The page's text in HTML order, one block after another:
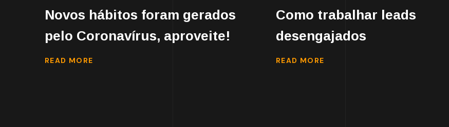
Novos hábitos foram gerados
pelo Coronavírus, aproveite!
READ MORE
Como trabalhar leads
desengajados
READ MORE